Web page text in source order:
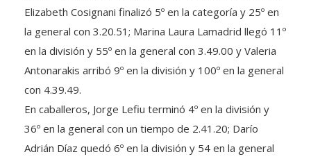
Elizabeth Cosignani finalizó 5º en la categoría y 25º en
la general con 3.20.51; Marina Laura Lamadrid llegó 11º
en la división y 55º en la general con 3.49.00 y Valeria
Antonarakis arribó 9º en la división y 100º en la general
con 4.39.49.
En caballeros, Jorge Lefiu terminó 4º en la división y
36º en la general con un tiempo de 2.41.20; Darío
Adrián Díaz quedó 6º en la división y 54 en la general